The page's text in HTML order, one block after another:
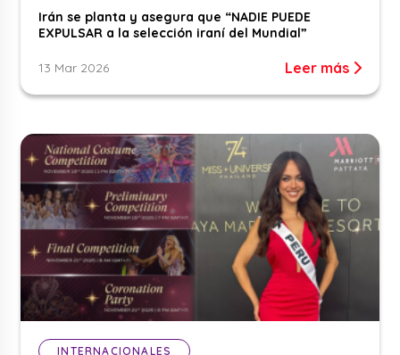
Irán se planta y asegura que “NADIE PUEDE
EXPULSAR a la selección iraní del Mundial”
13 Mar 2026 Leer más
INTERNACIONALES